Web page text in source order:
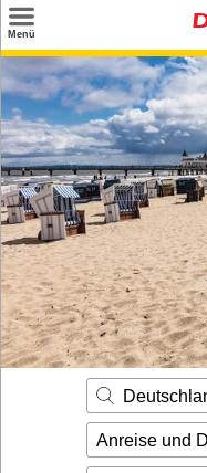
Menü
Suchen
Urlaubsziele
Weitere Urlaubsziele
Angebote
Inspiration
Kontakt
Gut zu wissen
Login
Anreise und